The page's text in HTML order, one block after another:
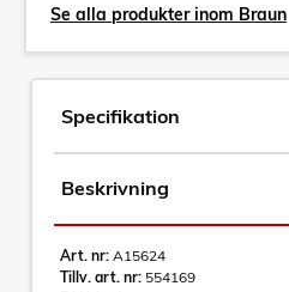
Se alla produkter inom Braun
Specifikation
Beskrivning
Art. nr: A15624
Tillv. art. nr: 554169